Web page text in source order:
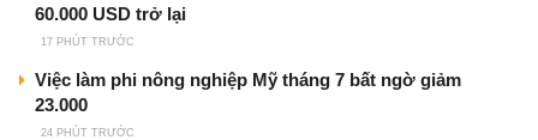
60.000 USD trở lại
17 PHÚT TRƯỚC
Việc làm phi nông nghiệp Mỹ tháng 7 bất ngờ giảm
23.000
24 PHÚT TRƯỚC